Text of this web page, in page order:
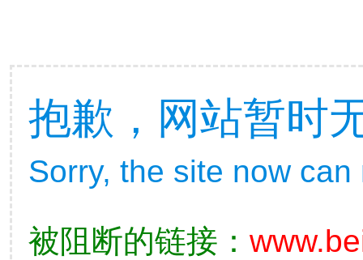
抱歉，网站暂时
Sorry, the site now
被阻断的链接：